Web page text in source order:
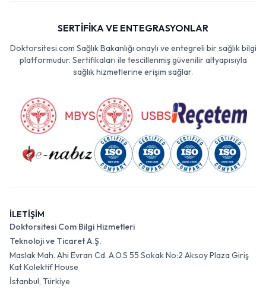
SERTİFİKA VE ENTEGRASYONLAR
Doktorsitesi.com Sağlık Bakanlığı onaylı ve entegreli bir sağlık bilgi
platformudur. Sertifikaları ile tescillenmiş güvenilir altyapısıyla
sağlık hizmetlerine erişim sağlar.
İLETİŞİM
Doktorsitesi Com Bilgi Hizmetleri
Teknoloji ve Ticaret A.Ş.
Maslak Mah. Ahi Evran Cd. A.O.S 55 Sokak No:2 Aksoy Plaza Giriş
Kat Kolektif House
İstanbul, Türkiye